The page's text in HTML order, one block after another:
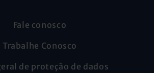
Fale conosco
Trabalhe Conosco
de proteção de dados